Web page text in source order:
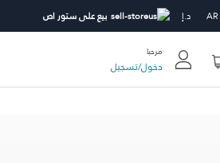
AR د.إ بيع على ستور اص
مرحبا
دخول/تسجيل